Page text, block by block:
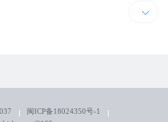
闽ICP备18024350号-1